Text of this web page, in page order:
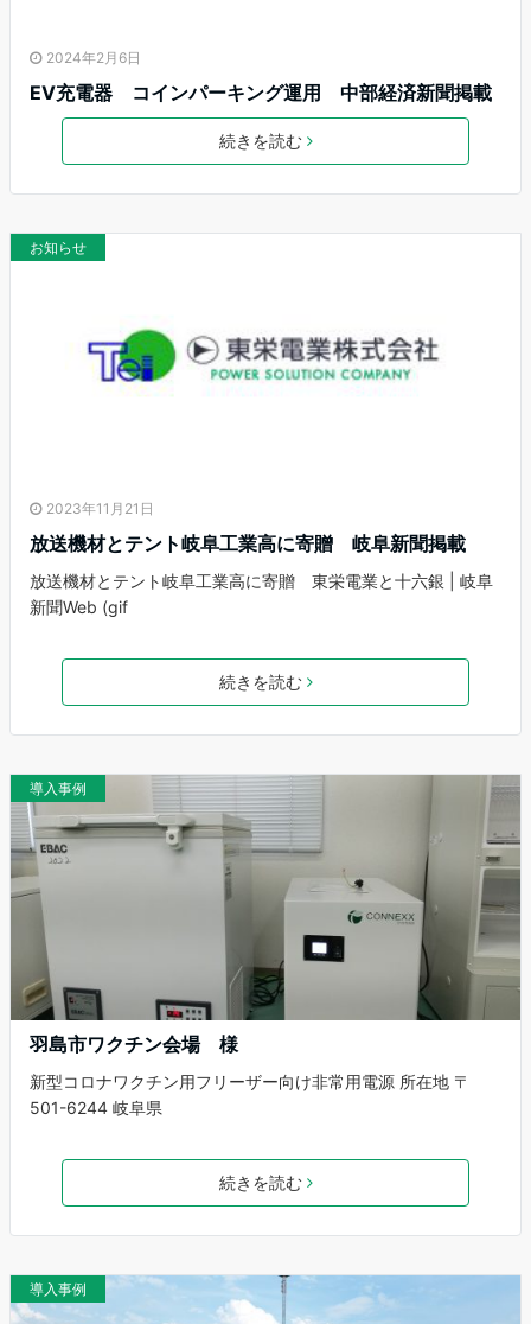
2024年2月6日
EV充電器 コインパーキング運用 中部経済新聞掲載
続きを読む
お知らせ
2023年11月21日
放送機材とテント岐阜工業高に寄贈 岐阜新聞掲載
放送機材とテント岐阜工業高に寄贈 東栄電業と十六銀 | 岐阜
新聞Web (gif
続きを読む
導入事例
羽島市ワクチン会場 様
新型コロナワクチン用フリーザー向け非常用電源 所在地 〒
501-6244 岐阜県
続きを読む
導入事例